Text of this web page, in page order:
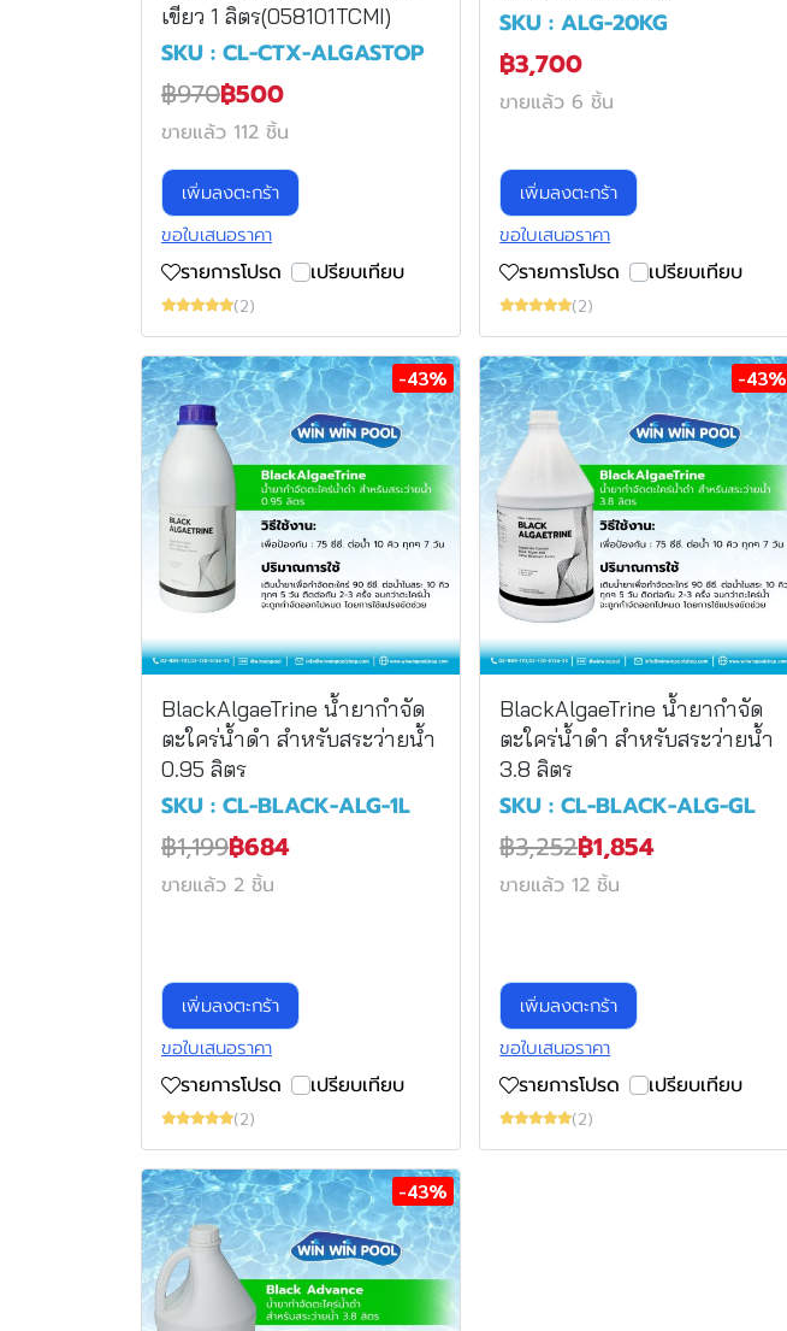
เขียว 1 ลิตร(058101TCMI)
SKU : CL-CTX-ALGASTOP
฿970฿500
ขายแล้ว 112 ชิ้น
เพิ่มลงตะกร้า
ขอใบเสนอราคา
รายการโปรด เปรียบเทียบ
(2)
SKU : ALG-20KG
฿3,700
ขายแล้ว 6 ชิ้น
เพิ่มลงตะกร้า
ขอใบเสนอราคา
รายการโปรด เปรียบเทียบ
(2)
-43%
BlackAlgaeTrine น้ำยากำจัด
ตะใคร่น้ำดำ สำหรับสระว่ายน้ำ
0.95 ลิตร
SKU : CL-BLACK-ALG-1L
฿1,199฿684
ขายแล้ว 2 ชิ้น
เพิ่มลงตะกร้า
ขอใบเสนอราคา
รายการโปรด เปรียบเทียบ
(2)
-43%
BlackAlgaeTrine น้ำยากำจัด
ตะใคร่น้ำดำ สำหรับสระว่ายน้ำ
3.8 ลิตร
SKU : CL-BLACK-ALG-GL
฿3,252฿1,854
ขายแล้ว 12 ชิ้น
เพิ่มลงตะกร้า
ขอใบเสนอราคา
รายการโปรด เปรียบเทียบ
(2)
-43%